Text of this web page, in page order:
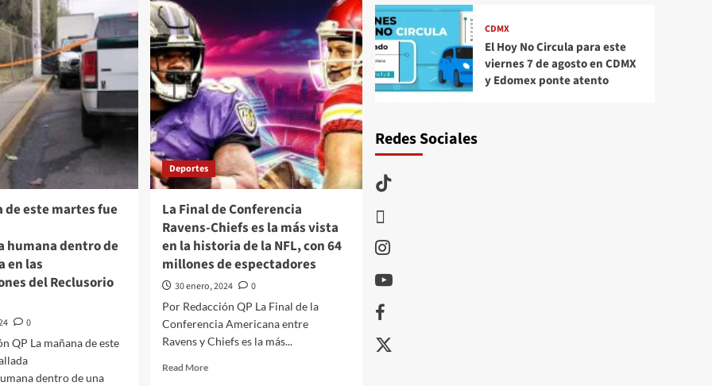
criticó
de
del asesinato del
Luis
valor
de
36
mil
dólares
de este martes fue
humana dentro de
en las
del Reclusorio
0
QP La mañana de este
dentro de una
Deportes
La Final de Conferencia
Ravens-Chiefs es la más vista
en la historia de la NFL, con 64
millones de espectadores
30 enero, 2024
0
Por Redacción QP La Final de la
Conferencia Americana entre
Ravens y Chiefs es la más...
Read MoreRead
CDMX
El Hoy No Circula para este
viernes 7 de agosto en CDMX
y Edomex ponte atento
Redes Sociales
TikTok
Instagram
Youtube
Facebook
X